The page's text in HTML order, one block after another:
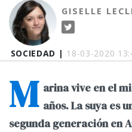
SOCIEDAD | 18-03-2020
GISELLE
M arina vive en el
años. La suya es
segunda generación en